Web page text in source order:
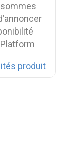
plus
Platform
produit